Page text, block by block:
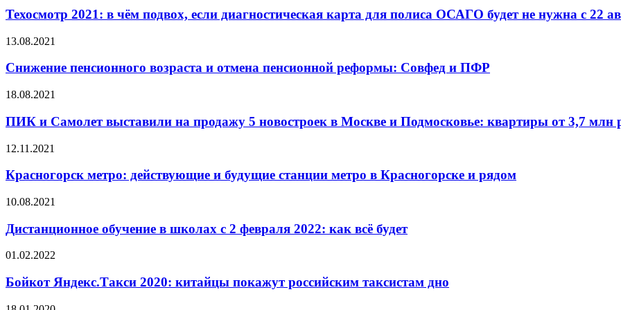
Техосмотр 2021: в чём подвох, если диагностическая карта для полиса ОСАГО будет не нужна с 22
13.08.2021
Снижение пенсионного возраста и отмена пенсионной реформы: Совфед и ПФР
18.08.2021
ПИК и Самолет выставили на продажу 5 новостроек в Москве и Подмосковье: квартиры от 3,7 млн
12.11.2021
Красногорск метро: действующие и будущие станции метро в Красногорске и рядом
10.08.2021
Дистанционное обучение в школах с 2 февраля 2022: как всё будет
01.02.2022
Бойкот Яндекс.Такси 2020: китайцы покажут российским таксистам дно